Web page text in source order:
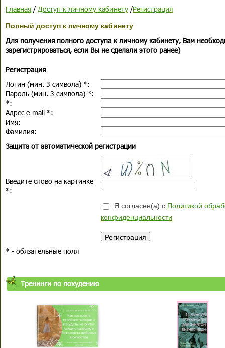
Главная / Доступ к личному кабинету /Регистрация
Полный доступ к личному кабинету
Для получения полного доступа к личному кабинету, Вам
зарегистрироваться, если Вы не сделали этого ранее)
Регистрация
Логин (мин. 3 символа) *:
Пароль (мин. 3 символа) *:
*:
Адрес e-mail *:
Имя:
Фамилия:
Защита от автоматической регистрации
Введите слово на картинке
*:
Я согласен(а) с Политикой
конфиденциальности
* - обязательные поля
Тренинги по похудению